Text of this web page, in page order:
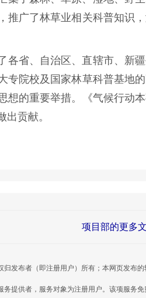
推广了林草业相关科普知识
各省、自治区、直辖市、新
专院校及国家林草科普基地
想的重要举措。《气候行动
贡献。
项目部的更多
归发布者（即注册用户）所有；本网页发布
提供者，服务对象为注册用户。该项服务免